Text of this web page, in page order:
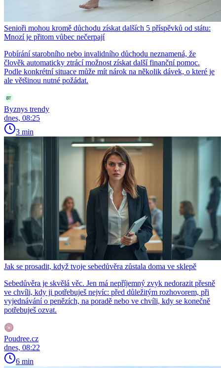
Senioři mohou kromě důchodu získat dalších 5 příspěvků od státu:
Mnozí je přitom vůbec nečerpají
Pobírání starobního nebo invalidního důchodu neznamená, že
člověk automaticky ztrácí možnost získat další finanční pomoc.
Podle konkrétní situace může mít nárok na několik dávek, o které je
ale většinou nutné požádat.
Byznys trendy
dnes, 08:25
3 min
Jak se prosadit, když tvoje sebedůvěra zůstala doma ve sklepě
Sebedůvěra je skvělá věc. Jen má nepříjemný zvyk nedorazit přesně
ve chvíli, kdy ji potřebuješ nejvíc: před důležitým rozhovorem, při
vyjednávání o penězích, na poradě nebo ve chvíli, kdy se konečně
potřebuješ ozvat.
Poudree.cz
dnes, 08:22
6 min